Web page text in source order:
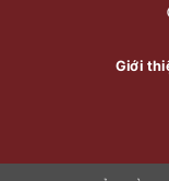
Giới